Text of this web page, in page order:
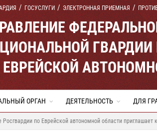
ГОСУСЛУГИ ЭЛЕКТРОННАЯ ПРИЕМНАЯ
ОРГАН ДЕЯТЕЛЬНОСТЬ ДЛЯ
Росгвардии по Еврейской автономной области